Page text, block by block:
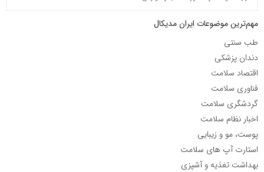
مهم‌ترین موضوعات ایران مدیکال
طب سنتی
دندان پزشکی
اقتصاد سلامت
فناوری سلامت
گردشگری سلامت
اخبار نظام سلامت
پوست، مو و زیبایی
استارت آپ های سلامت
بهداشت تغذیه و آشپزی